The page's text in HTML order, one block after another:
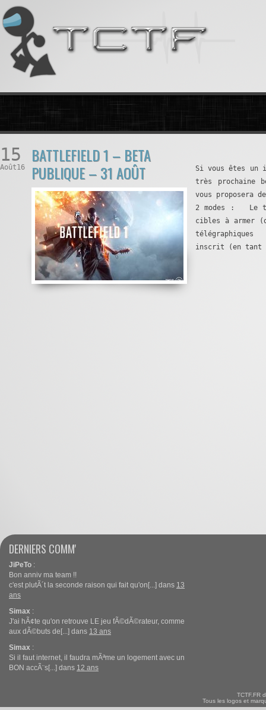
15
Août16
BATTLEFIELD 1 – BETA
PUBLIQUE – 31 AOÛT
Si vous êtes un
très prochaine
vous proposera
2 modes : Le
cibles à armer
inscrit (en tant
DERNIERS COMM'
JiPeTo :
Bon anniv ma team !!
c'est plutÃ´t la seconde raison qui fait qu'on[...] dans 13
ans
Simax :
J'ai hÃ¢te qu'on retrouve LE jeu fÃ©dÃ©rateur, comme
aux dÃ©buts de[...] dans 13 ans
Simax :
Si il faut internet, il faudra mÃªme un logement avec un
BON accÃ¨s[...] dans 12 ans
TCTF.FR
Tous les logos et